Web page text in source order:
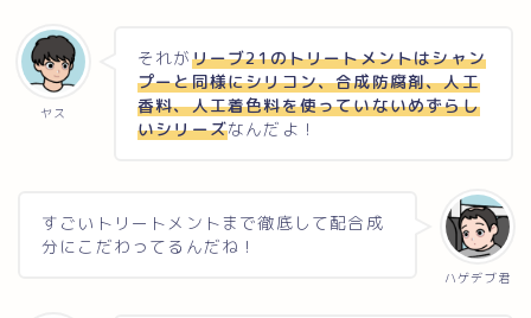
ヤス
それがリーブ21のトリートメントはシャン
プーと同様にシリコン、合成防腐剤、人工
香料、人工着色料を使っていないめずらし
いシリーズなんだよ！
ハゲデブ君
すごいトリートメントまで徹底して配合成
分にこだわってるんだね！